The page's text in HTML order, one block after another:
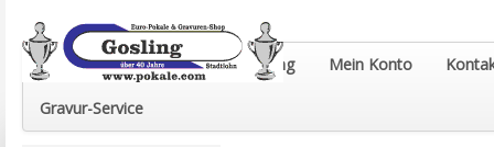
Euro-Pokale & Gravur-Shop Gosling Mein Konto
Gravur-Service